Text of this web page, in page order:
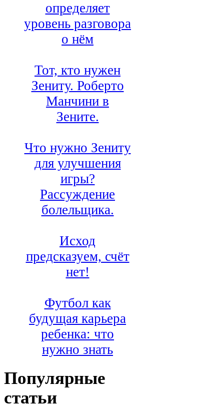
определяет
уровень разговора
о нём
Тот, кто нужен
Зениту. Роберто
Манчини в
Зените.
Что нужно Зениту
для улучшения
игры?
Рассуждение
болельщика.
Исход
предсказуем, счёт
нет!
Футбол как
будущая карьера
ребенка: что
нужно знать
Популярные
статьи